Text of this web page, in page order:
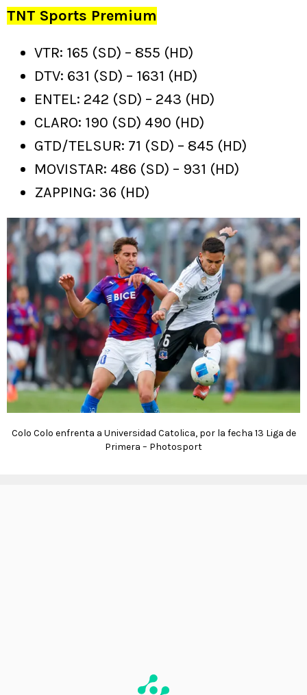
TNT Sports Premium
VTR: 165 (SD) – 855 (HD)
DTV: 631 (SD) – 1631 (HD)
ENTEL: 242 (SD) – 243 (HD)
CLARO: 190 (SD) 490 (HD)
GTD/TELSUR: 71 (SD) – 845 (HD)
MOVISTAR: 486 (SD) – 931 (HD)
ZAPPING: 36 (HD)
Colo Colo enfrenta a Universidad Catolica, por la fecha 13 Liga de
Primera – Photosport